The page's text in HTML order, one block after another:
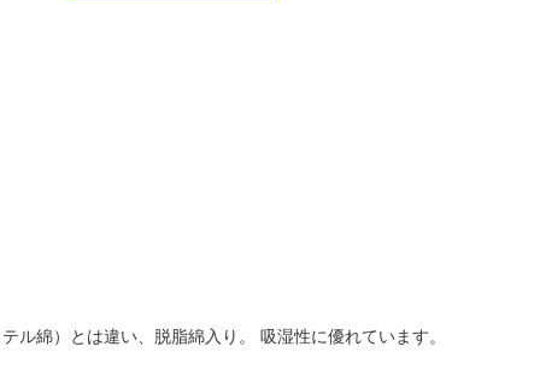
綿）とは違い、脱脂綿入り。 吸湿性に優れています。